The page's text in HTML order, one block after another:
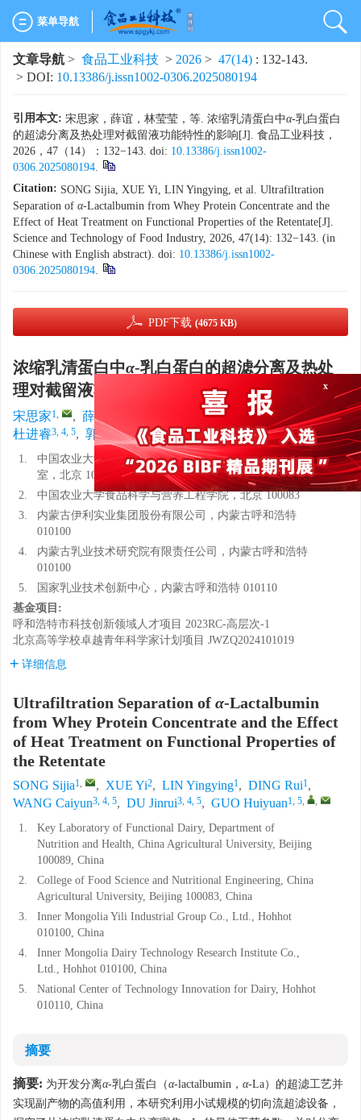
菜单导航
文章导航 > 食品工业科技 > 2026 > 47(14) : 132-143.
> DOI: 10.13386/j.issn1002-0306.2025080194
引用本文: 宋思家，薛谊，林莹莹，等. 浓缩乳清蛋白中α-乳白蛋白
的超滤分离及热处理对截留液功能特性的影响[J]. 食品工业科技，
2026，47（14）：132−143. doi: 10.13386/j.issn1002-
0306.2025080194.
Citation: SONG Sijia, XUE Yi, LIN Yingying, et al. Ultrafiltration
Separation of α-Lactalbumin from Whey Protein Concentrate and the
Effect of Heat Treatment on Functional Properties of the Retentate[J].
Science and Technology of Food Industry, 2026, 47(14): 132−143. (in
Chinese with English abstract). doi: 10.13386/j.issn1002-
0306.2025080194.
PDF下载 (4675 KB)
浓缩乳清蛋白中α-乳白蛋白的超滤分离及热处
理对截留液功能特性的影响
宋思家1, , 薛谊 1, 王彩云 3, 4, 5
杜进睿3, 4, 5, 郭慧媛1, 5, ,
1.
中国农业大学营养与健康系，教育部功能乳品重点实验
室，北京 100089
2.
中国农业大学食品科学与营养工程学院，北京 100083
3.
内蒙古伊利实业集团股份有限公司，内蒙古呼和浩特
010100
4.
内蒙古乳业技术研究院有限责任公司，内蒙古呼和浩特
010100
5.
国家乳业技术创新中心，内蒙古呼和浩特 010110
基金项目:
呼和浩特市科技创新领域人才项目 2023RC-高层次-1
北京高等学校卓越青年科学家计划项目 JWZQ2024101019
详细信息
Ultrafiltration Separation of α-Lactalbumin
from Whey Protein Concentrate and the Effect
of Heat Treatment on Functional Properties of
the Retentate
SONG Sijia1, , XUE Yi2, LIN Yingying1, DING Rui1,
WANG Caiyun3, 4, 5, DU Jinrui3, 4, 5, GUO Huiyuan1, 5, ,
1.
Key Laboratory of Functional Dairy, Department of
Nutrition and Health, China Agricultural University, Beijing
100089, China
2.
College of Food Science and Nutritional Engineering, China
Agricultural University, Beijing 100083, China
3.
Inner Mongolia Yili Industrial Group Co., Ltd., Hohhot
010100, China
4.
Inner Mongolia Dairy Technology Research Institute Co.,
Ltd., Hohhot 010100, China
5.
National Center of Technology Innovation for Dairy, Hohhot
010110, China
摘要
摘要: 为开发分离α-乳白蛋白（α-lactalbumin， α-La）的超滤工艺并
实现副产物的高值利用，本研究利用小试规模的切向流超滤设备，
x